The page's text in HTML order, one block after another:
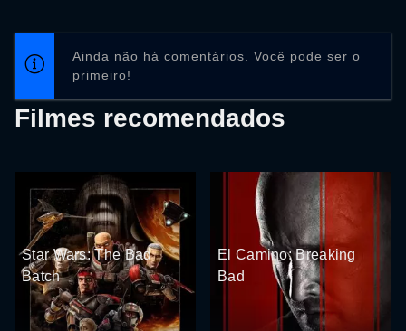
Ainda não há comentários. Você pode ser o
primeiro!
Filmes recomendados
Star Wars: The Bad
Batch
El Camino: Breaking
Bad